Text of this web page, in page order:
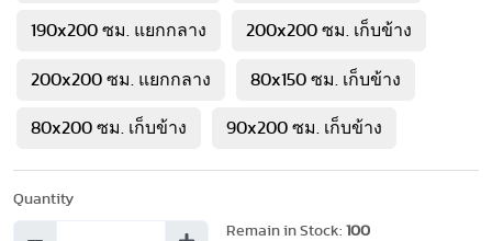
190x200 ซม. แยกกลาง 200x200 ซม. เก็บข้าง
200x200 ซม. แยกกลาง 80x150 ซม. เก็บข้าง
80x200 ซม. เก็บข้าง 90x200 ซม. เก็บข้าง
Quantity
Remain in Stock: 100